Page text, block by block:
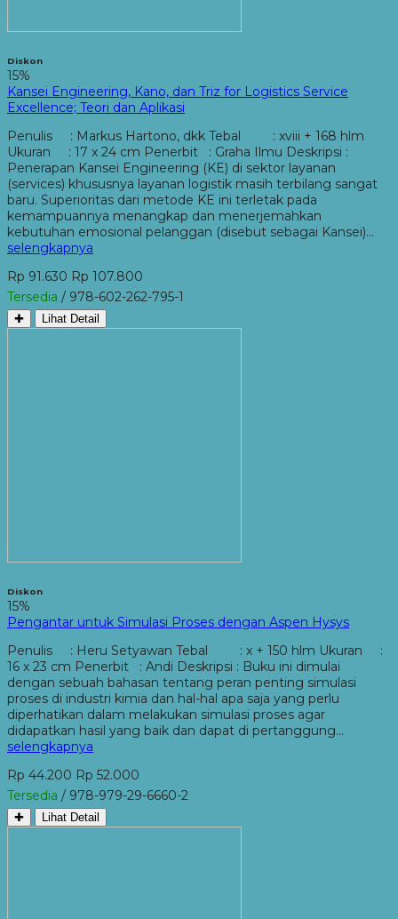
Diskon
15%
Kansei Engineering, Kano, dan Triz for Logistics Service
Excellence; Teori dan Aplikasi
Penulis : Markus Hartono, dkk Tebal : xviii + 168 hlm
Ukuran : 17 x 24 cm Penerbit : Graha Ilmu Deskripsi :
Penerapan Kansei Engineering (KE) di sektor layanan
(services) khususnya layanan logistik masih terbilang sangat
baru. Superioritas dari metode KE ini terletak pada
kemampuannya menangkap dan menerjemahkan
kebutuhan emosional pelanggan (disebut sebagai Kansei)…
selengkapnya
Rp 91.630 Rp 107.800
Tersedia / 978-602-262-795-1
✚ Lihat Detail
Diskon
15%
Pengantar untuk Simulasi Proses dengan Aspen Hysys
Penulis : Heru Setyawan Tebal : x + 150 hlm Ukuran :
16 x 23 cm Penerbit : Andi Deskripsi : Buku ini dimulai
dengan sebuah bahasan tentang peran penting simulasi
proses di industri kimia dan hal-hal apa saja yang perlu
diperhatikan dalam melakukan simulasi proses agar
didapatkan hasil yang baik dan dapat di pertanggung…
selengkapnya
Rp 44.200 Rp 52.000
Tersedia / 978-979-29-6660-2
✚ Lihat Detail